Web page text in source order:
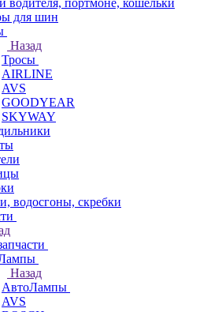
водителя, портмоне, кошельки
для шин
Назад
Тросы
AIRLINE
AVS
GOODYEAR
SKYWAY
водосгоны, скребки
Назад
АвтоЛампы
AVS